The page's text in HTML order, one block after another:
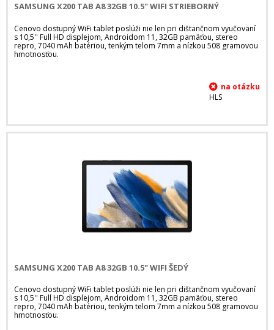
SAMSUNG X200 TAB A8 32GB 10.5" WIFI STRIEBORNÝ
Cenovo dostupný WiFi tablet poslúži nie len pri dištančnom vyučovaní
s 10,5'' Full HD displejom, Androidom 11, 32GB pamäťou, stereo
repro, 7040 mAh batériou, tenkým telom 7mm a nízkou 508 gramovou
hmotnosťou.
HLS
SAMSUNG X200 TAB A8 32GB 10.5" WIFI ŠEDÝ
Cenovo dostupný WiFi tablet poslúži nie len pri dištančnom vyučovaní
s 10,5'' Full HD displejom, Androidom 11, 32GB pamäťou, stereo
repro, 7040 mAh batériou, tenkým telom 7mm a nízkou 508 gramovou
hmotnosťou.